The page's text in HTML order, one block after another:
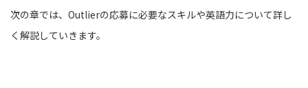
次の章では、Outlierの応募に必要なスキルや英語力について詳し
く解説していきます。